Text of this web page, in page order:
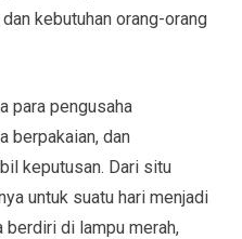
kebutuhan orang-orang
para pengusaha
berpakaian, dan
keputusan. Dari situ
untuk suatu hari menjadi
berdiri di lampu merah,